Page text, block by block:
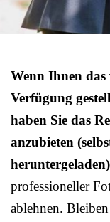
Wenn Ihnen
Verfügung
haben Sie das
anzubieten
heruntergeladen)
professioneller
ablehnen.